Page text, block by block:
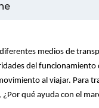
medios de
del
al viajar. Para
qué ayuda con el